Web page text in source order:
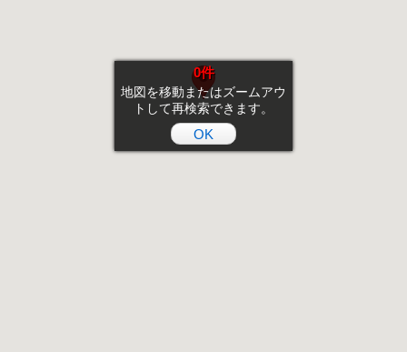
0件
地図を移動またはズームアウ
トして再検索できます。
OK